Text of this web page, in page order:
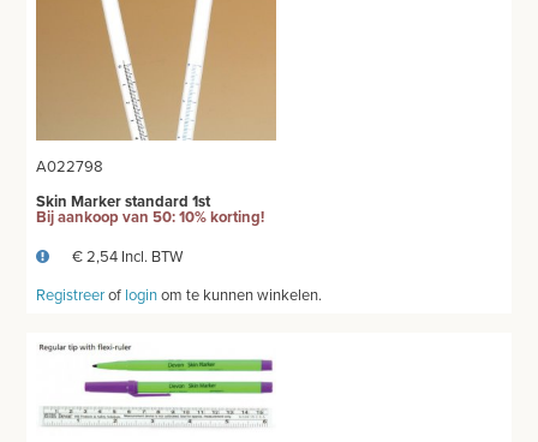
MEUBILAIR - INSTALLATIEMATERIAAL
INSTRUMENTEN - INOX GERIEF
TWEEDEHANDS - LIQUIDATIE
PRODUCT NIET GEVONDEN?
A022798
Skin Marker standard 1st
Bij aankoop van 50: 10% korting!
€ 2,54 Incl. BTW
Registreerof loginom te kunnen winkelen.